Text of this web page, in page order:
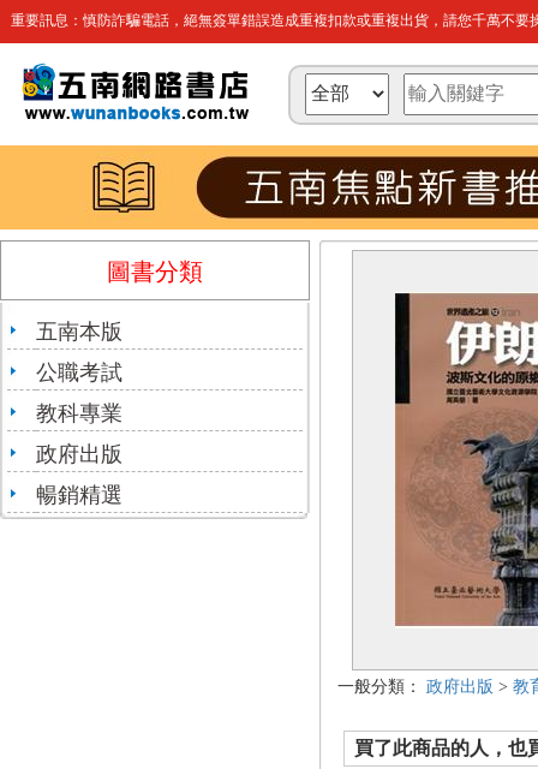
重要訊息：慎防詐騙電話，絕無簽單錯誤造成重複扣款或重複出貨，請您千萬不要
圖書分類
五南本版
公職考試
教科專業
政府出版
暢銷精選
一般分類： 政府出版 > 教
買了此商品的人，也